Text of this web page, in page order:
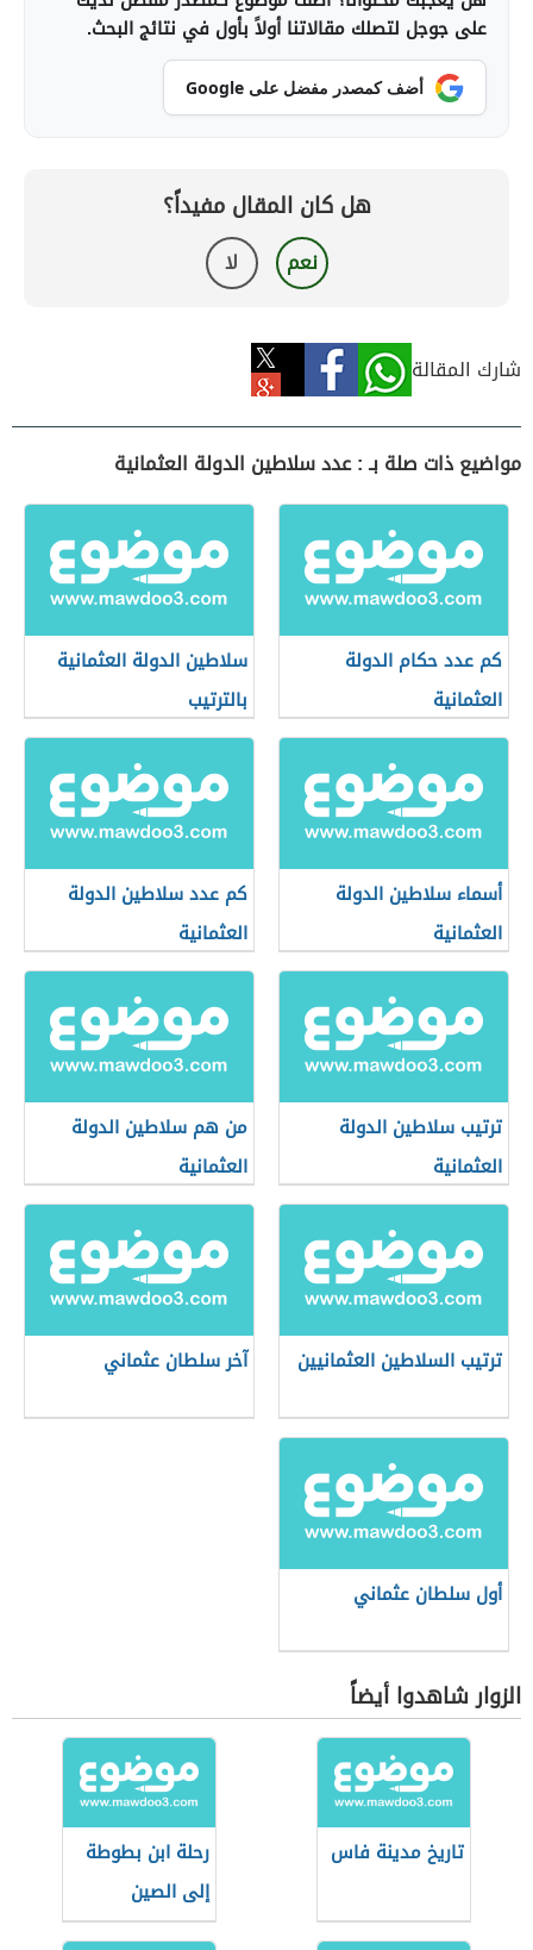
على جوجل لتصلك مقالاتنا أولاً بأول في نتائج البحث.
أضف كمصدر مفضل على Google
هل كان المقال مفيداً؟
نعم لا
شارك المقالة
مواضيع ذات صلة بـ : عدد سلاطين الدولة العثمانية
كم عدد حكام الدولة
العثمانية
سلاطين الدولة العثمانية
بالترتيب
أسماء سلاطين الدولة
العثمانية
كم عدد سلاطين الدولة
العثمانية
ترتيب سلاطين الدولة
العثمانية
من هم سلاطين الدولة
العثمانية
ترتيب السلاطين العثمانيين آخر سلطان عثماني
أول سلطان عثماني
الزوار شاهدوا أيضاً
تاريخ مدينة فاس
رحلة ابن بطوطة
إلى الصين